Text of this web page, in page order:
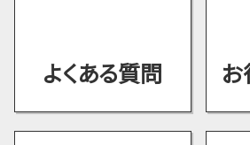
よくある質問 お